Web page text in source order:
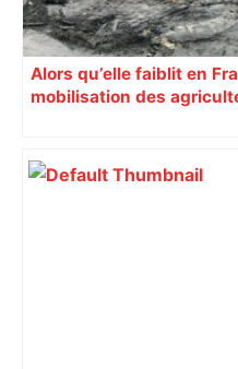
Alors qu’elle faiblit en
mobilisation des